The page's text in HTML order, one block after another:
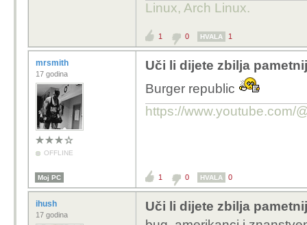
Linux, Arch Linux.
1 0 HVALA 1
mrsmith
17 godina
OFFLINE
Uči li dijete zbilja
Burger republic
https://www.youtube.com/
Moj PC 1 0 HVALA 0
ihush
17 godina
Uči li dijete zbilja